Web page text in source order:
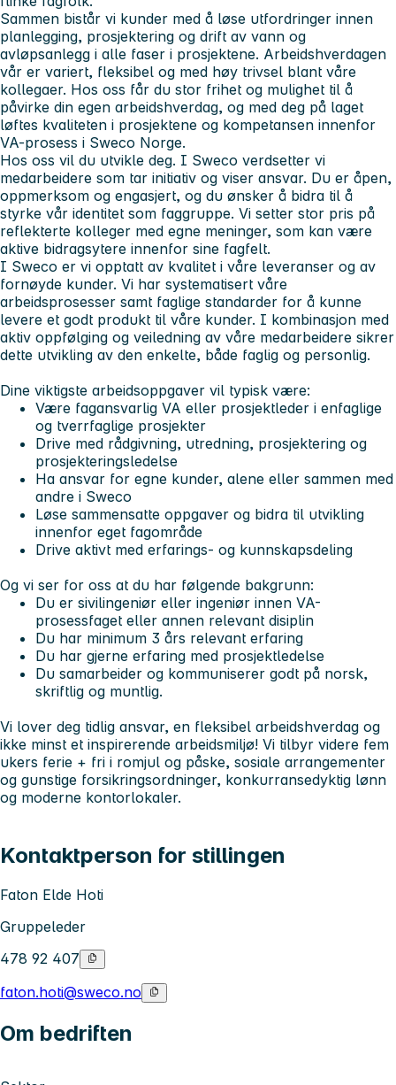
Sammen bistår vi kunder med å løse utfordringer innen
planlegging, prosjektering og drift av vann og
avløpsanlegg i alle faser i prosjektene. Arbeidshverdagen
vår er variert, fleksibel og med høy trivsel blant våre
kollegaer. Hos oss får du stor frihet og mulighet til å
påvirke din egen arbeidshverdag, og med deg på laget
løftes kvaliteten i prosjektene og kompetansen innenfor
VA-prosess i Sweco Norge.
Hos oss vil du utvikle deg. I Sweco verdsetter vi
medarbeidere som tar initiativ og viser ansvar. Du er åpen,
oppmerksom og engasjert, og du ønsker å bidra til å
styrke vår identitet som faggruppe. Vi setter stor pris på
reflekterte kolleger med egne meninger, som kan være
aktive bidragsytere innenfor sine fagfelt.
I Sweco er vi opptatt av kvalitet i våre leveranser og av
fornøyde kunder. Vi har systematisert våre
arbeidsprosesser samt faglige standarder for å kunne
levere et godt produkt til våre kunder. I kombinasjon med
aktiv oppfølging og veiledning av våre medarbeidere sikrer
dette utvikling av den enkelte, både faglig og personlig.
Dine viktigste arbeidsoppgaver vil typisk være:
Være fagansvarlig VA eller prosjektleder i enfaglige
og tverrfaglige prosjekter
Drive med rådgivning, utredning, prosjektering og
prosjekteringsledelse
Ha ansvar for egne kunder, alene eller sammen med
andre i Sweco
Løse sammensatte oppgaver og bidra til utvikling
innenfor eget fagområde
Drive aktivt med erfarings- og kunnskapsdeling
Og vi ser for oss at du har følgende bakgrunn:
Du er sivilingeniør eller ingeniør innen VA-
prosessfaget eller annen relevant disiplin
Du har minimum 3 års relevant erfaring
Du har gjerne erfaring med prosjektledelse
Du samarbeider og kommuniserer godt på norsk,
skriftlig og muntlig.
Vi lover deg tidlig ansvar, en fleksibel arbeidshverdag og
ikke minst et inspirerende arbeidsmiljø! Vi tilbyr videre fem
ukers ferie + fri i romjul og påske, sosiale arrangementer
og gunstige forsikringsordninger, konkurransedyktig lønn
og moderne kontorlokaler.
Kontaktperson for stillingen
Faton Elde Hoti
Gruppeleder
478 92 407
faton.hoti@sweco.no
Om bedriften